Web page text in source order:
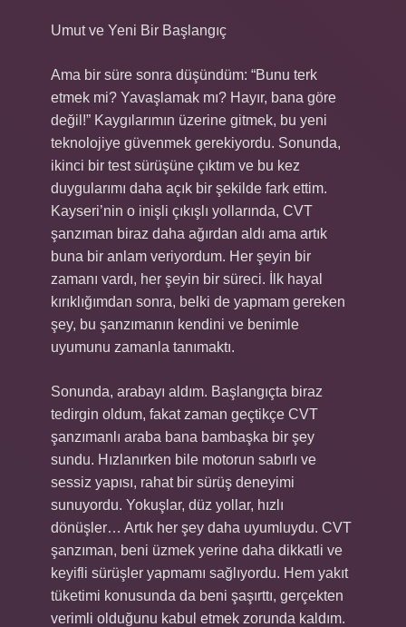
Umut ve Yeni Bir Başlangıç
Ama bir süre sonra düşündüm: “Bunu terk
etmek mi? Yavaşlamak mı? Hayır, bana göre
değil!” Kaygılarımın üzerine gitmek, bu yeni
teknolojiye güvenmek gerekiyordu. Sonunda,
ikinci bir test sürüşüne çıktım ve bu kez
duygularımı daha açık bir şekilde fark ettim.
Kayseri’nin o inişli çıkışlı yollarında, CVT
şanzıman biraz daha ağırdan aldı ama artık
buna bir anlam veriyordum. Her şeyin bir
zamanı vardı, her şeyin bir süreci. İlk hayal
kırıklığımdan sonra, belki de yapmam gereken
şey, bu şanzımanın kendini ve benimle
uyumunu zamanla tanımaktı.
Sonunda, arabayı aldım. Başlangıçta biraz
tedirgin oldum, fakat zaman geçtikçe CVT
şanzımanlı araba bana bambaşka bir şey
sundu. Hızlanırken bile motorun sabırlı ve
sessiz yapısı, rahat bir sürüş deneyimi
sunuyordu. Yokuşlar, düz yollar, hızlı
dönüşler… Artık her şey daha uyumluydu. CVT
şanzıman, beni üzmek yerine daha dikkatli ve
keyifli sürüşler yapmamı sağlıyordu. Hem yakıt
tüketimi konusunda da beni şaşırttı, gerçekten
verimli olduğunu kabul etmek zorunda kaldım.